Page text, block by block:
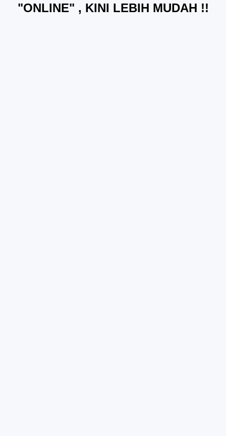
"ONLINE" , KINI LEBIH MUDAH !!